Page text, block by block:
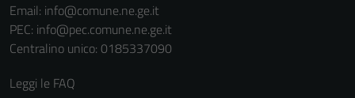
Email: info@comune.ne.ge.it
PEC: info@pec.comune.ne.ge.it
Centralino unico: 0185337090
Leggi le FAQ